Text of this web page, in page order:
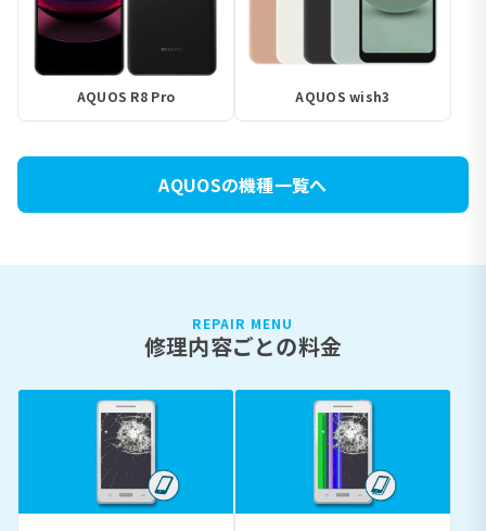
AQUOS R8 Pro AQUOS wish3
AQUOSの機種一覧へ
REPAIR MENU
修理内容ごとの料金